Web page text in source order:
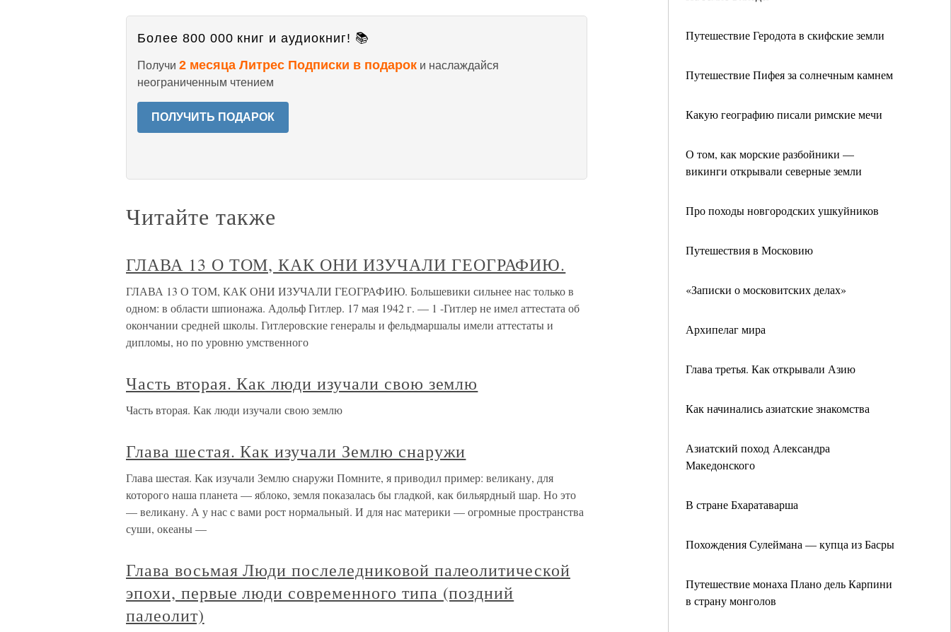
Путешествие Геродота в скифские земли
Путешествие Пифея за солнечным камнем
Какую географию писали римские мечи
О том, как морские разбойники —
викинги открывали северные земли
Про походы новгородских ушкуйников
Путешествия в Московию
«Записки о московитских делах»
Архипелаг мира
Глава третья. Как открывали Азию
Как начинались азиатские знакомства
Азиатский поход Александра
Македонского
В стране Бхаратаварша
Похождения Сулеймана — купца из Басры
Путешествие монаха Плано дель Карпини
в страну монголов
Более 800 000 книг и аудиокниг! 📚
Получи 2 месяца Литрес Подписки в подарок и наслаждайся
неограниченным чтением
ПОЛУЧИТЬ ПОДАРОК
Читайте также
ГЛАВА 13 О ТОМ, КАК ОНИ ИЗУЧАЛИ ГЕОГРАФИЮ.
ГЛАВА 13 О ТОМ, КАК ОНИ ИЗУЧАЛИ ГЕОГРАФИЮ. Большевики сильнее нас только в
одном: в области шпионажа. Адольф Гитлер. 17 мая 1942 г. — 1 -Гитлер не имел аттестата об
окончании средней школы. Гитлеровские генералы и фельдмаршалы имели аттестаты и
дипломы, но по уровню умственного
Часть вторая. Как люди изучали свою землю
Часть вторая. Как люди изучали свою землю
Глава шестая. Как изучали Землю снаружи
Глава шестая. Как изучали Землю снаружи Помните, я приводил пример: великану, для
которого наша планета — яблоко, земля показалась бы гладкой, как бильярдный шар. Но это
— великану. А у нас с вами рост нормальный. И для нас материки — огромные пространства
суши, океаны —
Глава восьмая Люди послеледниковой палеолитической
эпохи, первые люди современного типа (поздний
палеолит)